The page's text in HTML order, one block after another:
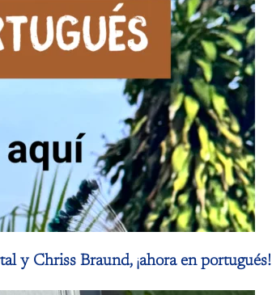
y Chriss Braund, ¡ahora en portugués!